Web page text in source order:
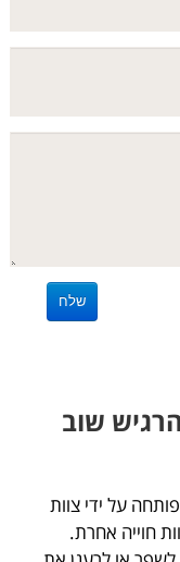
שוב
על ידי צוות
חוייה אחרת.